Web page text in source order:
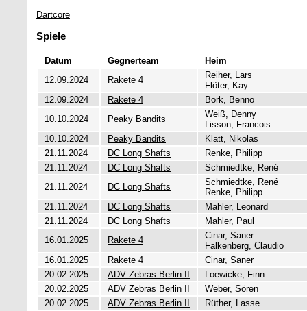
Dartcore
Spiele
Datum Gegnerteam
Heim
12.09.2024
Rakete 4
Reiher, Lars
Flöter, Kay
12.09.2024
Rakete 4
Bork, Benno
10.10.2024
Peaky Bandits
Weiß, Denny
Lisson, Francois
10.10.2024
Peaky Bandits
Klatt, Nikolas
21.11.2024
DC Long Shafts
Renke, Philipp
21.11.2024
DC Long Shafts
Schmiedtke, René
21.11.2024
DC Long Shafts
Schmiedtke, René
Renke, Philipp
21.11.2024
DC Long Shafts
Mahler, Leonard
21.11.2024
DC Long Shafts
Mahler, Paul
16.01.2025
Rakete 4
Cinar, Saner
Falkenberg, Claudio
16.01.2025
Rakete 4
Cinar, Saner
20.02.2025
ADV Zebras Berlin II
Loewicke, Finn
20.02.2025
ADV Zebras Berlin II
Weber, Sören
20.02.2025
ADV Zebras Berlin II
Rüther, Lasse